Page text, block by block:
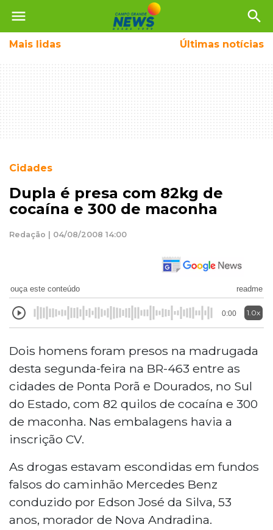
menu search
Mais lidas Últimas notícias
Cidades
Dupla é presa com 82kg de
cocaína e 300 de maconha
Redação | 04/08/2008 14:00
ouça este conteúdo readme
0:00 1.0x
Dois homens foram presos na madrugada
desta segunda-feira na BR-463 entre as
cidades de Ponta Porã e Dourados, no Sul
do Estado, com 82 quilos de cocaína e 300
de maconha. Nas embalagens havia a
inscrição CV.
As drogas estavam escondidas em fundos
falsos do caminhão Mercedes Benz
conduzido por Edson José da Silva, 53
anos, morador de Nova Andradina.